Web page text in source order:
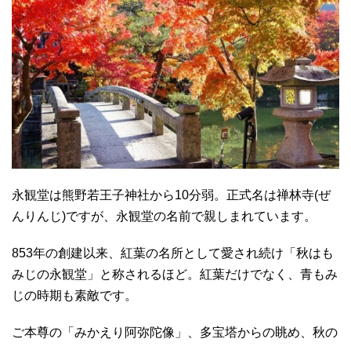
永観堂は熊野若王子神社から10分弱。正式名は禅林寺(ぜ
んりんじ)ですが、永観堂の名前で親しまれています。
853年の創建以来、紅葉の名所として愛され続け「秋はも
みじの永観堂」と称されるほど。紅葉だけでなく、青もみ
じの時期も素敵です。
ご本尊の「みかえり阿弥陀像」、多宝塔からの眺め、秋の